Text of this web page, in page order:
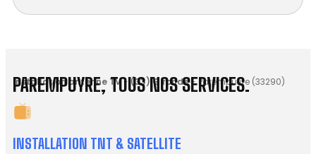
Installation antenne TV- (33) Gironde- Parempuyre (33290)
PAREMPUYRE, TOUS NOS SERVICES.
INSTALLATION TNT & SATELLITE